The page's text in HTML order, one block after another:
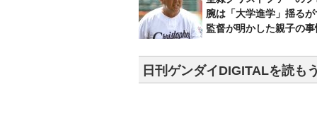
腕は「大学進学」揺る
監督が明かした親子の事
日刊ゲンダイDIGITALを読も